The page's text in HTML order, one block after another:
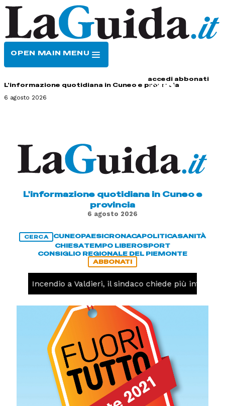
OPEN MAIN MENU
accedi abbonati
L'informazione quotidiana in Cuneo e provincia
6 agosto 2026
L'informazione quotidiana in Cuneo e
provincia
6 agosto 2026
CERCA CUNEOPAESICRONACAPOLITICASANITÀ
CHIESATEMPO LIBEROSPORT
CONSIGLIO REGIONALE DEL PIEMONTE
ABBONATI
Incendio a Valdieri, il sindaco chiede più